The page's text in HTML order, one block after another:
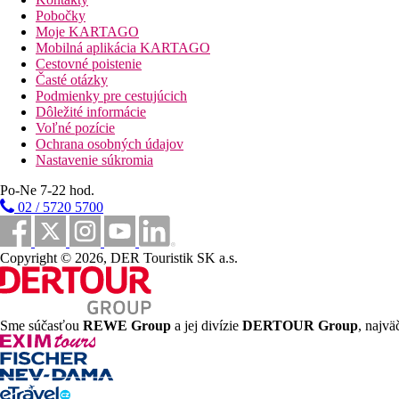
25 km
Vzdialenosť od najbližšieho letiska
0 m
Vzdialenosť k pláži
500 m
Turistické centrum
Pláž
Hotel priamo pri pláži
Plážová dovolenka
bazény
Detský bazén
Fotogaléria
Pobočky
Moje KARTAGO
Mobilná aplikácia KARTAGO
Cestovné poistenie
Časté otázky
Podmienky pre cestujúcich
Dôležité informácie
Voľné pozície
Ochrana osobných údajov
Nastavenie súkromia
Po-Ne 7-22 hod.
02 / 5720 5700
Copyright © 2026, DER Touristik SK a.s.
Sme súčasťou REWE Group a jej divízie DERTOUR Group,